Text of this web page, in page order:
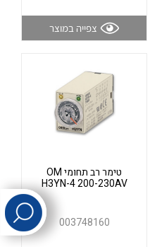
לכל מוצרי היצרן
לכל מוצרי היצרן
צפייה במוצר
טימר רב תחומי OM
H3YN-4 200-230AV
003748160